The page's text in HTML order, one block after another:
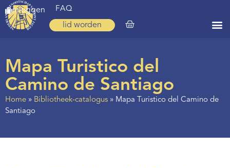
inloggen FAQ
lid worden
Zoeken
Over ons
Op weg
Spirituele reis
Mapa Turistico del
Camino de Santiago
Home » Bibliotheek-catalogus » Mapa Turistico del Camino de
Santiago